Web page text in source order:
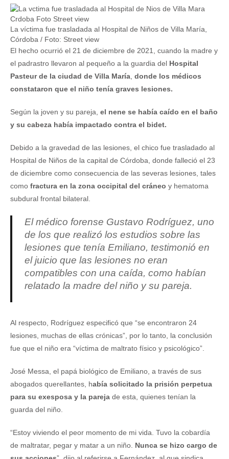
La víctima fue trasladada al Hospital de Niños de Villa María,
Córdoba / Foto: Street view
El hecho ocurrió el 21 de diciembre de 2021, cuando la madre y
el padrastro llevaron al pequeño a la guardia del Hospital
Pasteur de la ciudad de Villa María donde los médicos
constataron que el niño tenía graves lesiones.
Según la joven y su pareja, el nene se había caído en el baño
y su cabeza había impactado contra el bidet.
Debido a la gravedad de las lesiones, el chico fue trasladado al
Hospital de Niños de la capital de Córdoba, donde falleció el 23
de diciembre como consecuencia de las severas lesiones, tales
como fractura en la zona occipital del cráneo y hematoma
subdural frontal bilateral.
El médico forense Gustavo Rodríguez, uno
de los que realizó los estudios sobre las
lesiones que tenía Emiliano, testimonió en
el juicio que las lesiones no eran
compatibles con una caída, como habían
relatado la madre del niño y su pareja.
Al respecto, Rodríguez especificó que “se encontraron 24
lesiones, muchas de ellas crónicas”, por lo tanto, la conclusión
fue que el niño era “víctima de maltrato físico y psicológico”.
José Messa, el papá biológico de Emiliano, a través de sus
abogados querellantes, había solicitado la prisión perpetua
para su exesposa y la pareja de esta, quienes tenían la
guarda del niño.
“Estoy viviendo el peor momento de mi vida. Tuvo la cobardía
de maltratar, pegar y matar a un niño. Nunca se hizo cargo de